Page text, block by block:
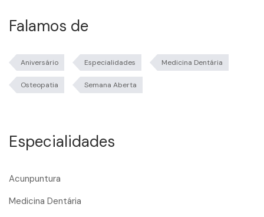
Falamos de
Aniversário Especialidades Medicina Dentária
Osteopatia Semana Aberta
Especialidades
Acunpuntura
Medicina Dentária